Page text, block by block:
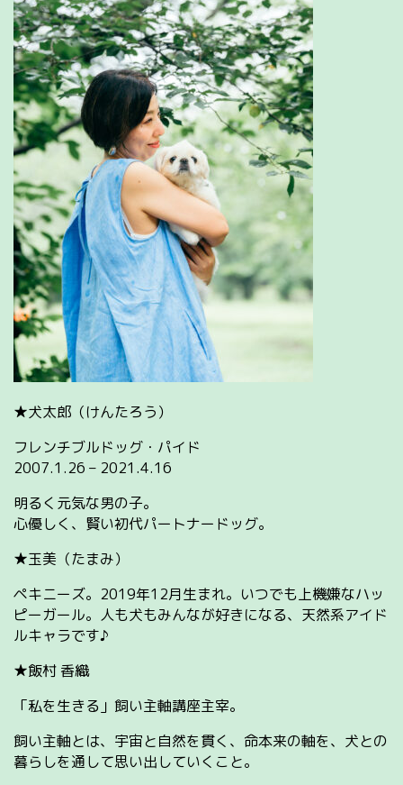
★犬太郎（けんたろう）
フレンチブルドッグ・パイド
2007.1.26 – 2021.4.16
明るく元気な男の子。
心優しく、賢い初代パートナードッグ。
★玉美（たまみ）
ペキニーズ。2019年12月生まれ。いつでも上機嫌なハッ
ピーガール。人も犬もみんなが好きになる、天然系アイド
ルキャラです♪
★飯村 香織
「私を生きる」飼い主軸講座主宰。
飼い主軸とは、宇宙と自然を貫く、命本来の軸を、犬との
暮らしを通して思い出していくこと。